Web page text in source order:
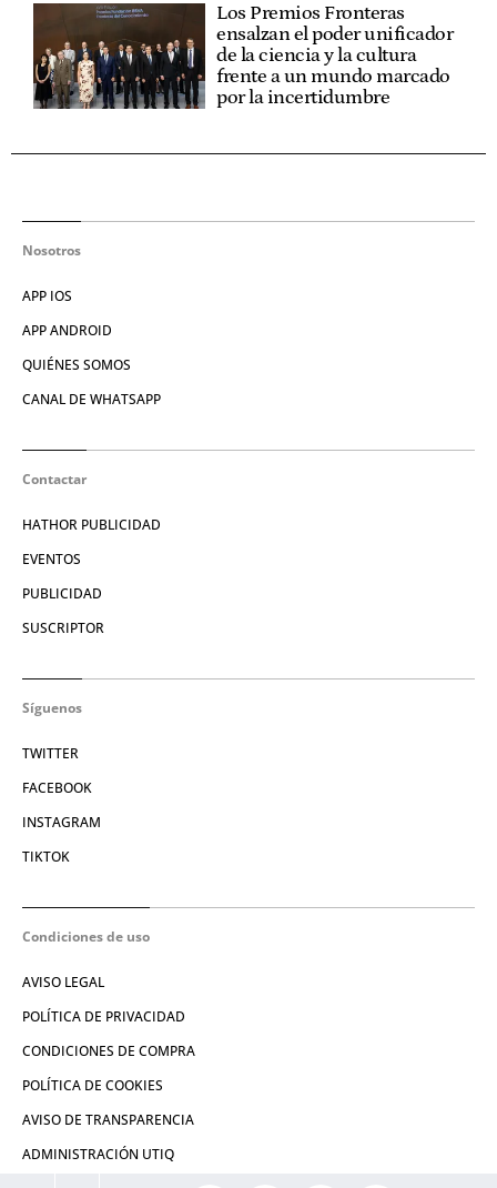
Los Premios Fronteras
ensalzan el poder unificador
de la ciencia y la cultura
frente a un mundo marcado
por la incertidumbre
Nosotros
APP IOS
APP ANDROID
QUIÉNES SOMOS
CANAL DE WHATSAPP
Contactar
HATHOR PUBLICIDAD
EVENTOS
PUBLICIDAD
SUSCRIPTOR
Síguenos
TWITTER
FACEBOOK
INSTAGRAM
TIKTOK
Condiciones de uso
AVISO LEGAL
POLÍTICA DE PRIVACIDAD
CONDICIONES DE COMPRA
POLÍTICA DE COOKIES
AVISO DE TRANSPARENCIA
ADMINISTRACIÓN UTIQ